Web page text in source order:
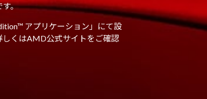
す。
アプリケーション」にて設
くはAMD公式サイトをご確認